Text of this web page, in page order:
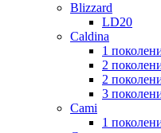
Blizzard
LD20
Caldina
1
2
2
3
Cami
1